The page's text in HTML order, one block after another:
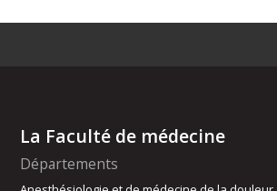
La Faculté de médecine
Départements